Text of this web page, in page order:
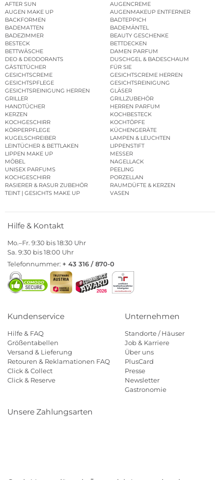
AFTER SUN
AUGENCREME
AUGEN MAKE UP
AUGENMAKEUP ENTFERNER
BACKFORMEN
BADTEPPICH
BADEMATTEN
BADEMÄNTEL
BADEZIMMER
BEAUTY GESCHENKE
BESTECK
BETTDECKEN
BETTWÄSCHE
DAMEN PARFUM
DEO & DEODORANTS
DUSCHGEL & BADESCHAUM
GÄSTETÜCHER
FÜR SIE
GESICHTSCREME
GESICHTSCREME HERREN
GESICHTSPFLEGE
GESICHTSREINIGUNG
GESICHTSREINIGUNG HERREN
GLÄSER
GRILLER
GRILLZUBEHÖR
HANDTÜCHER
HERREN PARFUM
KERZEN
KOCHBESTECK
KOCHGESCHIRR
KOCHTÖPFE
KÖRPERPFLEGE
KÜCHENGERÄTE
KUGELSCHREIBER
LAMPEN & LEUCHTEN
LEINTÜCHER & BETTLAKEN
LIPPENSTIFT
LIPPEN MAKE UP
MESSER
MÖBEL
NAGELLACK
UNISEX PARFUMS
PEELING
KOCHGESCHIRR
PORZELLAN
RASIERER & RASUR ZUBEHÖR
RAUMDÜFTE & KERZEN
TEINT | GESICHTS MAKE UP
VASEN
Hilfe & Kontakt
Mo.–Fr. 9:30 bis 18:30 Uhr
Sa. 9:30 bis 18:00 Uhr
Telefonnummer: + 43 316 / 870-0
Kundenservice
Hilfe & FAQ
Größentabellen
Versand & Lieferung
Retouren & Reklamationen FAQ
Click & Collect
Click & Reserve
Unternehmen
Standorte / Häuser
Job & Karriere
Über uns
PlusCard
Presse
Newsletter
Gastronomie
Unsere Zahlungsarten